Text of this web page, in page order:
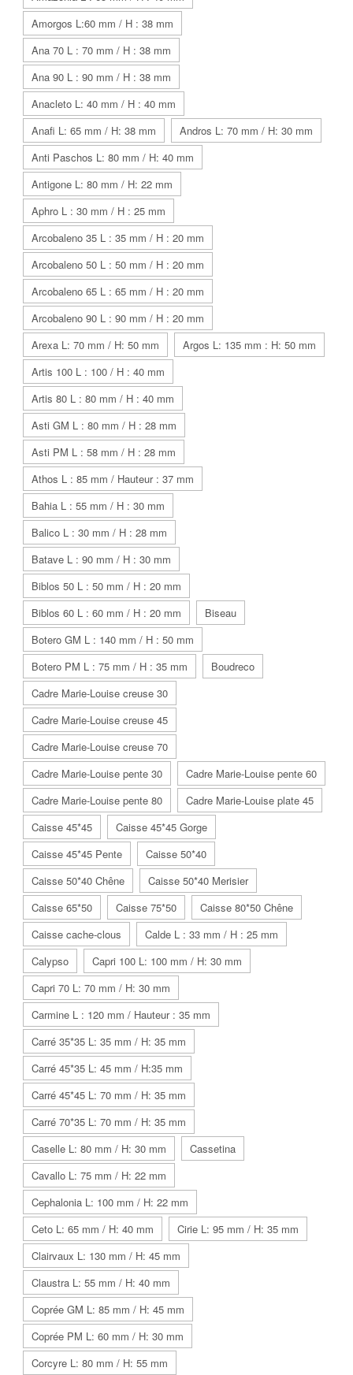
Amorgos L:60 mm / H : 38 mm
Ana 70 L : 70 mm / H : 38 mm
Ana 90 L : 90 mm / H : 38 mm
Anacleto L: 40 mm / H : 40 mm
Anafi L: 65 mm / H: 38 mm
Andros L: 70 mm / H: 30 mm
Anti Paschos L: 80 mm / H: 40 mm
Antigone L: 80 mm / H: 22 mm
Aphro L : 30 mm / H : 25 mm
Arcobaleno 35 L : 35 mm / H : 20 mm
Arcobaleno 50 L : 50 mm / H : 20 mm
Arcobaleno 65 L : 65 mm / H : 20 mm
Arcobaleno 90 L : 90 mm / H : 20 mm
Arexa L: 70 mm / H: 50 mm
Argos L: 135 mm : H: 50 mm
Artis 100 L : 100 / H : 40 mm
Artis 80 L : 80 mm / H : 40 mm
Asti GM L : 80 mm / H : 28 mm
Asti PM L : 58 mm / H : 28 mm
Athos L : 85 mm / Hauteur : 37 mm
Bahia L : 55 mm / H : 30 mm
Balico L : 30 mm / H : 28 mm
Batave L : 90 mm / H : 30 mm
Biblos 50 L : 50 mm / H : 20 mm
Biblos 60 L : 60 mm / H : 20 mm
Biseau
Botero GM L : 140 mm / H : 50 mm
Botero PM L : 75 mm / H : 35 mm
Boudreco
Cadre Marie-Louise creuse 30
Cadre Marie-Louise creuse 45
Cadre Marie-Louise creuse 70
Cadre Marie-Louise pente 30
Cadre Marie-Louise pente 60
Cadre Marie-Louise pente 80
Cadre Marie-Louise plate 45
Caisse 45*45
Caisse 45*45 Gorge
Caisse 45*45 Pente
Caisse 50*40
Caisse 50*40 Chêne
Caisse 50*40 Merisier
Caisse 65*50
Caisse 75*50
Caisse 80*50 Chêne
Caisse cache-clous
Calde L : 33 mm / H : 25 mm
Calypso
Capri 100 L: 100 mm / H: 30 mm
Capri 70 L: 70 mm / H: 30 mm
Carmine L : 120 mm / Hauteur : 35 mm
Carré 35*35 L: 35 mm / H: 35 mm
Carré 45*35 L: 45 mm / H:35 mm
Carré 45*45 L: 70 mm / H: 35 mm
Carré 70*35 L: 70 mm / H: 35 mm
Caselle L: 80 mm / H: 30 mm
Cassetina
Cavallo L: 75 mm / H: 22 mm
Cephalonia L: 100 mm / H: 22 mm
Ceto L: 65 mm / H: 40 mm
Cirie L: 95 mm / H: 35 mm
Clairvaux L: 130 mm / H: 45 mm
Claustra L: 55 mm / H: 40 mm
Coprée GM L: 85 mm / H: 45 mm
Coprée PM L: 60 mm / H: 30 mm
Corcyre L: 80 mm / H: 55 mm